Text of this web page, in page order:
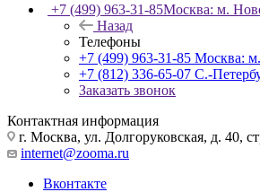
+7 (499) 963-31-85Москва: м.
Назад
Телефоны
+7 (499) 963-31-85 Москва:
+7 (812) 336-65-07 С.-
Заказать звонок
Контактная информация
г. Москва, ул. Долгоруковская, д. 40,
internet@zooma.ru
Вконтакте